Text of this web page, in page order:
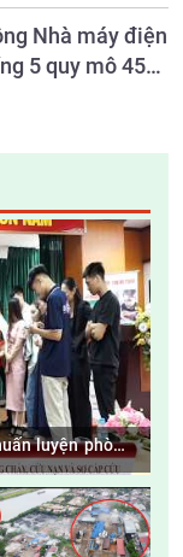
Nhà máy điện
5 quy mô 450
luyện phòng